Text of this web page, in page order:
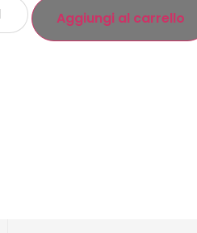
Aggiungi al carrello